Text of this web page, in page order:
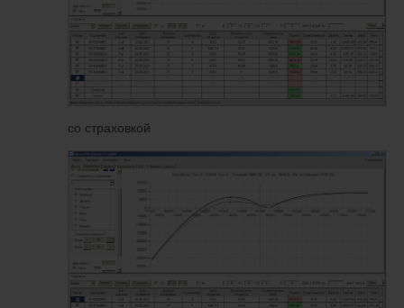
со страховкой